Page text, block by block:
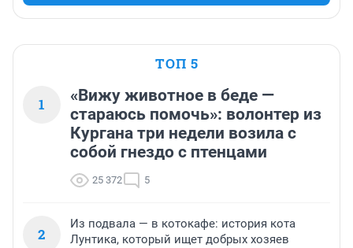
ТОП 5
1
«Вижу животное в беде —
стараюсь помочь»: волонтер из
Кургана три недели возила с
собой гнездо с птенцами
25 372 5
2
Из подвала — в котокафе: история кота
Лунтика, который ищет добрых хозяев